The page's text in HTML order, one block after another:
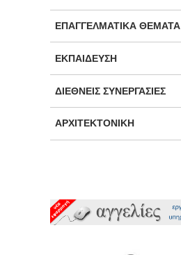
ΕΠΑΓΓΕΛΜΑΤΙΚΆ ΘΈΜΑΤΑ
ΕΚΠΑΊΔΕΥΣΗ
ΔΙΕΘΝΕΊΣ ΣΥΝΕΡΓΑΣΊΕΣ
ΑΡΧΙΤΕΚΤΟΝΙΚΉ